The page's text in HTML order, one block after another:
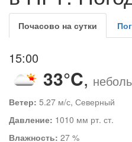
Почасово на сутки
15:00
33°C,
Ветер: 5.27 м/с, Северный
Давление: 1010 мм рт. ст.
Влажность: 27 %